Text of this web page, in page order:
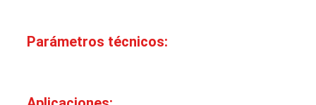
Parámetros técnicos: